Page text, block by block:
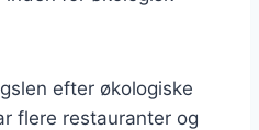
efter økologiske
flere restauranter og